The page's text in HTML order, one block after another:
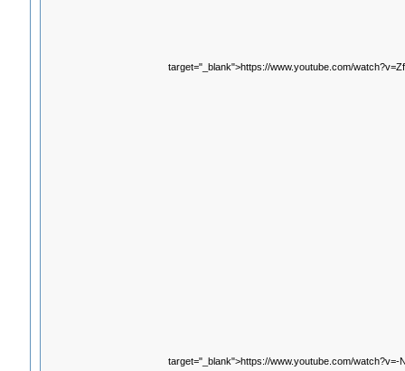
target="_blank">https://www.youtube.com/
target="_blank">https://www.youtube.com/watch?v=-